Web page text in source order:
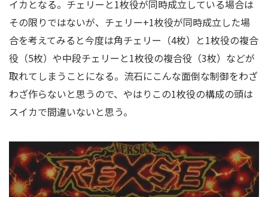
イカとなる。チェリーと1枚役が同時成立している場合は
その限りではないが、チェリー+1枚役が同時成立した場
合を考えてみると今度は角チェリー（4枚）と1枚役の複合
役（5枚）や中段チェリーと1枚役の複合役（3枚）などが
取れてしまうことになる。流石にこんな面倒な制御をわざ
わざ作らないと思うので、やはりこの1枚役の構成の頭は
スイカで間違いないと思う。